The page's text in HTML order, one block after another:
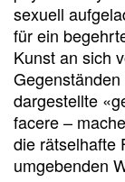
sexuell
für ein
Kunst an sich
dargestellte
facere –
die rätselhafte
umgebenden